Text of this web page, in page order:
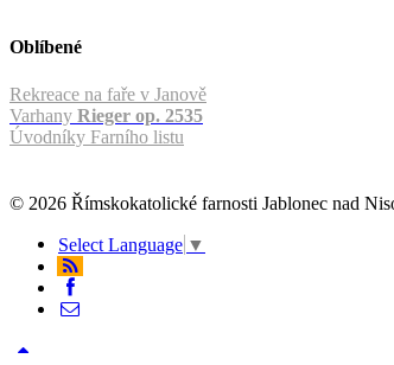
Oblíbené
Rekreace na faře v Janově
Varhany Rieger op. 2535
Úvodníky Farního listu
© 2026 Římskokatolické farnosti Jablonec nad
Select Language ▼